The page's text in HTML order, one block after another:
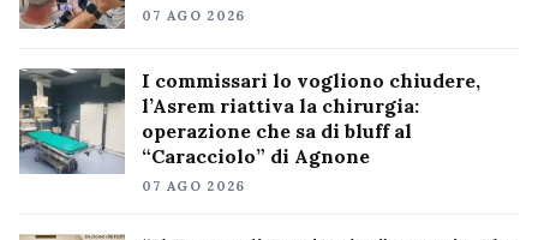
07 AGO 2026
I commissari lo vogliono chiudere,
l’Asrem riattiva la chirurgia:
operazione che sa di bluff al
“Caracciolo” di Agnone
07 AGO 2026